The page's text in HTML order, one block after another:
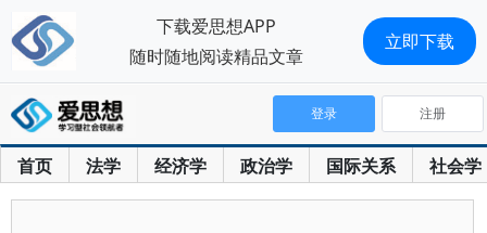
首页 法学 经济学 政治学 国际关系 社会学
登录 注册
下载爱思想APP
随时随地阅读精品文章
立即下载